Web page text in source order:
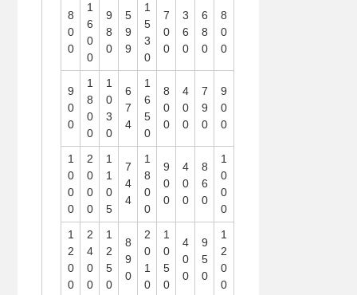
8
0
0
1
6
0
0
9
8
0
5
9
9
1
5
3
0
7
0
0
3
6
0
6
8
0
8
0
0
9
0
0
1
8
0
0
1
0
3
0
6
7
4
1
6
5
0
8
0
0
4
0
0
7
9
0
9
0
0
1
0
0
0
2
0
0
0
1
1
0
5
7
4
4
1
8
0
0
9
0
0
4
0
0
8
6
0
1
0
0
0
1
2
0
0
2
4
0
0
1
2
5
0
8
9
0
2
0
1
0
1
0
5
0
4
0
0
9
5
0
1
2
0
0